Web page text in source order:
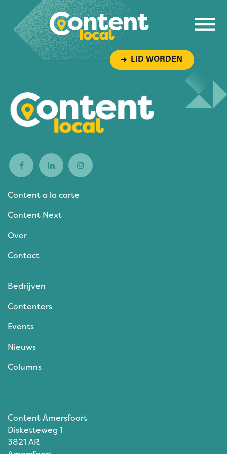
Overslaan naar inhoud
LID WORDEN
Content a la carte
Content Next
Over
Contact
Bedrijven
Contenters
Events
Nieuws
Columns
Content Amersfoort
Disketteweg 1
3821 AR